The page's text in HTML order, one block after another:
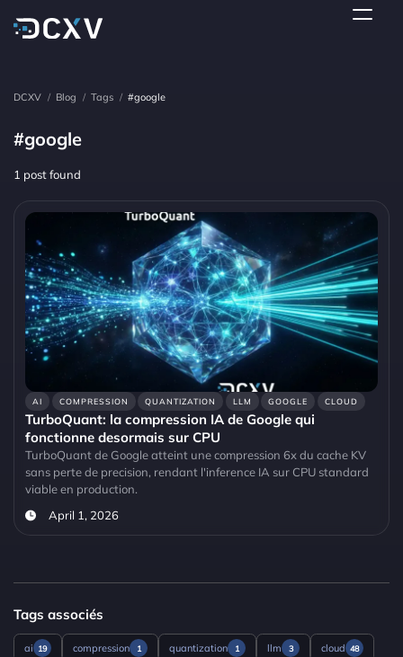
DCXV / Blog / Tags / #google
#google
1 post found
AI COMPRESSION QUANTIZATION LLM GOOGLE CLOUD
TurboQuant: la compression IA de Google qui
fonctionne desormais sur CPU
TurboQuant de Google atteint une compression 6x du cache KV
sans perte de precision, rendant l'inference IA sur CPU standard
viable en production.
April 1, 2026
Tags associés
ai 19 compression 1 quantization 1 llm 3 cloud 48